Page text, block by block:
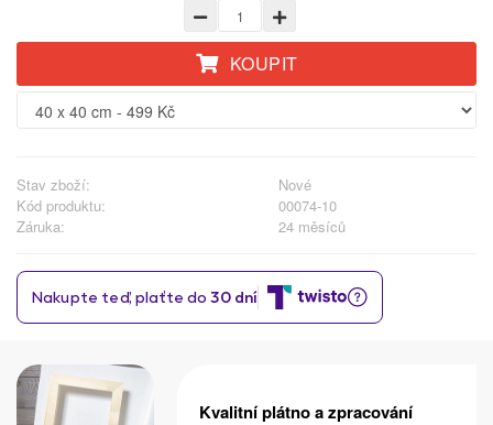
KOUPIT
Stav zboží:
Nové
Kód produktu:
00074-10
Záruka:
24 měsíců
Kvalitní plátno a zpracování